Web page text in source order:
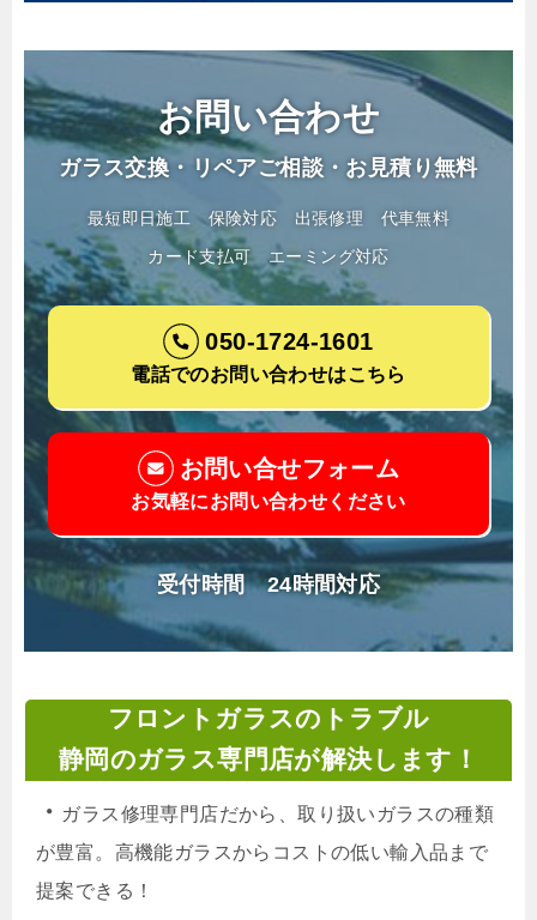
お問い合わせ
ガラス交換・リペアご相談・お見積り無料
最短即日施工 保険対応 出張修理
代車無料
カード支払可
エーミング対応
050-1724-1601
電話でのお問い合わせはこちら
お問い合せフォーム
お気軽にお問い合わせください
受付時間 24時間対応
フロントガラスのトラブル
静岡のガラス専門店が解決します！
・ ガラス修理専門店だから、取り扱いガラスの種類
が豊富。高機能ガラスからコストの低い輸入品まで
提案できる！